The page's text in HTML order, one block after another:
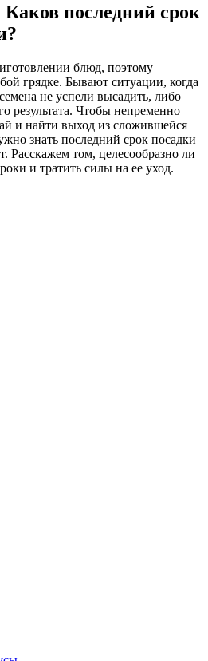
последний срок
блюд, поэтому
грядке. Бывают ситуации, когда
не успели высадить, либо
результата. Чтобы непременно
и найти выход из сложившейся
знать последний срок посадки
Расскажем том, целесообразно ли
и тратить силы на ее уход.